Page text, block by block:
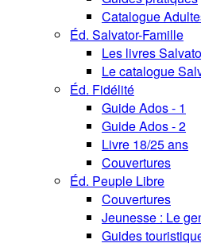
Catalogue
Éd. Salvator-Famille
Les livres
Le catalogue
Éd. Fidélité
Guide Ados - 1
Guide Ados - 2
Livre 18/25 ans
Couvertures
Éd. Peuple Libre
Couvertures
Jeunesse : Le
Guides